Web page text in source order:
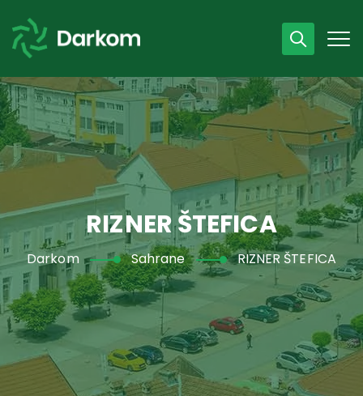
Radno vrijeme
07 - 15 h
043 /440 750
RIZNER ŠTEFICA
Darkom Sahrane RIZNER ŠTEFICA